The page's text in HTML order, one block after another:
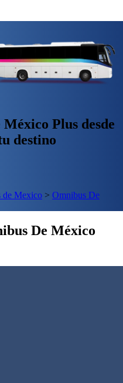
Plus desde
destino
de Mexico > Omnibus De
De México